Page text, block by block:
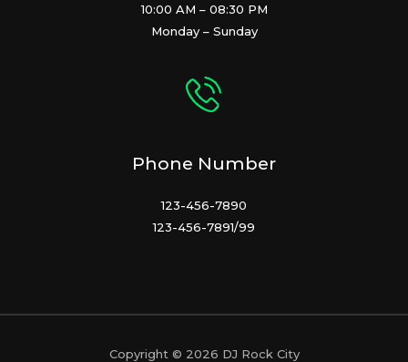
10:00 AM – 08:30 PM
Monday – Sunday
Phone Number
123-456-7890
123-456-7891/99
Copyright © 2026 DJ Rock City